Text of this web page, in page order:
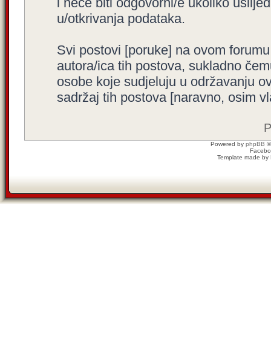
u/otkrivanja podataka.
Svi postovi [poruke] na ovom
autora/ica tih postova, sukladno
osobe koje sudjeluju u održavanju
sadržaj tih postova [naravno, osim
Powered by phpBB
Template made by